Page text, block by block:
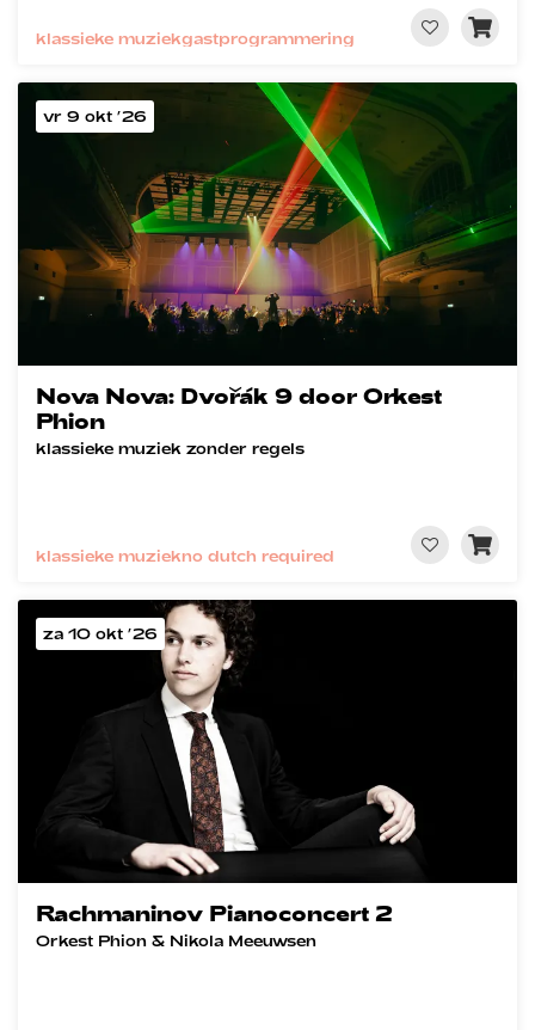
klassieke muziekgastprogrammering
Nova Nova: Dvořák 9 door Orkest
Phion
klassieke muziek zonder regels
vr 9 okt ’26
klassieke muziekno dutch required
Rachmaninov Pianoconcert 2
Orkest Phion & Nikola Meeuwsen
za 10 okt ’26